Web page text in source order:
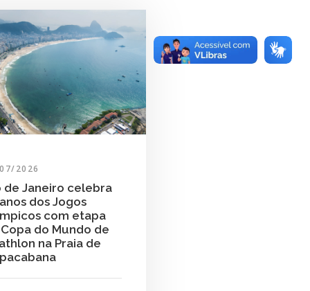
2026
de Janeiro celebra
dos Jogos
com etapa
do Mundo de
na Praia de